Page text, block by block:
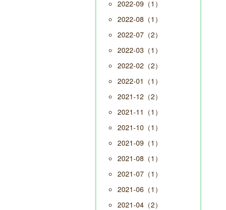
2022-09（1）
2022-08（1）
2022-07（2）
2022-03（1）
2022-02（2）
2022-01（1）
2021-12（2）
2021-11（1）
2021-10（1）
2021-09（1）
2021-08（1）
2021-07（1）
2021-06（1）
2021-04（2）